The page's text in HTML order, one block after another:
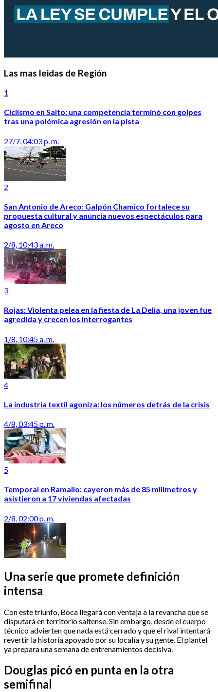
Las mas leidas de Región
1
Ciclismo en Salto: una competencia terminó con golpes
tras una polémica agresión en la pista
27/7, 04:03 p. m.
2
San Antonio de Areco: Galpón Chamico fortalece su
propuesta cultural y anuncia nuevos espectáculos para
agosto en Areco
2/8, 10:43 a. m.
3
Rojas: Violenta pelea en la fiesta de La Delia, una joven fue
agredida y crecen los interrogantes
1/8, 10:45 a. m.
4
La industria textil agoniza: los números detrás de la crisis
4/8, 03:45 p. m.
5
Temporal en Ramallo: cayeron más de 85 milímetros y
asistieron a 17 viviendas afectadas
2/8, 02:00 p. m.
Una serie que promete definición
intensa
Con este triunfo, Boca llegará con ventaja a la revancha que se
disputará en territorio saltense. Sin embargo, desde el cuerpo
técnico advierten que nada está cerrado y que el rival intentará
revertir la historia apoyado por su localía y su gente. El plantel
ya prepara una semana de entrenamientos decisiva.
Douglas picó en punta en la otra
semifinal